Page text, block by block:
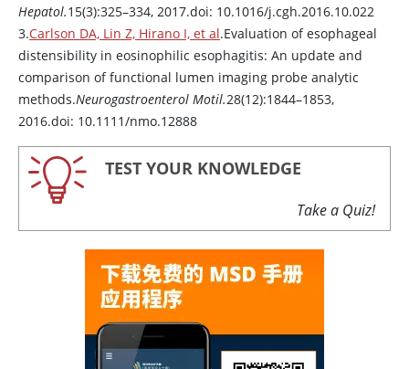
Hepatol.15(3):325–334, 2017.doi: 10.1016/j.cgh.2016.10.022
3.Carlson DA, Lin Z, Hirano I, et al.Evaluation of esophageal
distensibility in eosinophilic esophagitis: An update and
comparison of functional lumen imaging probe analytic
methods.Neurogastroenterol Motil.28(12):1844–1853,
2016.doi: 10.1111/nmo.12888
TEST YOUR KNOWLEDGE
Take a Quiz!